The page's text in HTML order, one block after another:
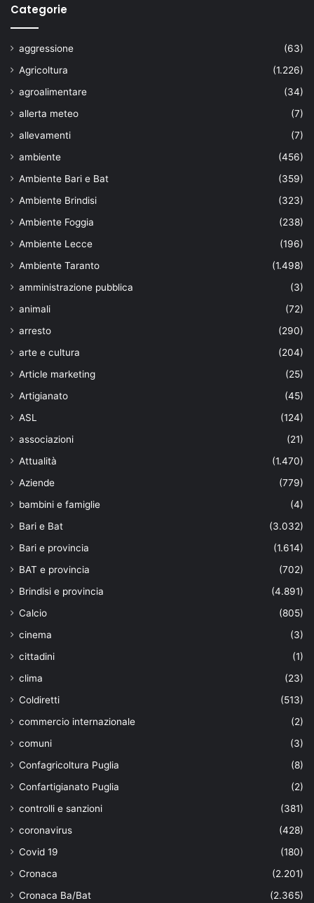
Categorie
aggressione
(63)
Agricoltura
(1.226)
agroalimentare
(34)
allerta meteo
(7)
allevamenti
(7)
ambiente
(456)
Ambiente Bari e Bat
(359)
Ambiente Brindisi
(323)
Ambiente Foggia
(238)
Ambiente Lecce
(196)
Ambiente Taranto
(1.498)
amministrazione pubblica
(3)
animali
(72)
arresto
(290)
arte e cultura
(204)
Article marketing
(25)
Artigianato
(45)
ASL
(124)
associazioni
(21)
Attualità
(1.470)
Aziende
(779)
bambini e famiglie
(4)
Bari e Bat
(3.032)
Bari e provincia
(1.614)
BAT e provincia
(702)
Brindisi e provincia
(4.891)
Calcio
(805)
cinema
(3)
cittadini
(1)
clima
(23)
Coldiretti
(513)
commercio internazionale
(2)
comuni
(3)
Confagricoltura Puglia
(8)
Confartigianato Puglia
(2)
controlli e sanzioni
(381)
coronavirus
(428)
Covid 19
(180)
Cronaca
(2.201)
Cronaca Ba/Bat
(2.365)